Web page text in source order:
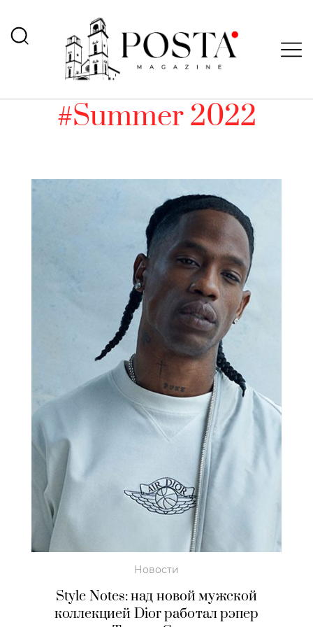
#Summer 2022
Новости
Style Notеs: над новой мужской
коллекцией Dior работал рэпер